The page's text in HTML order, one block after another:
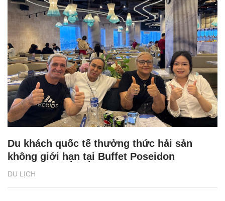
DU LỊCH
Du khách quốc tế thưởng thức hải sản
không giới hạn tại Buffet Poseidon